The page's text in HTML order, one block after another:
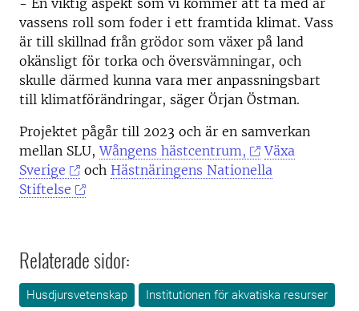
- En viktig aspekt som vi kommer att ta med är
vassens roll som foder i ett framtida klimat. Vass
är till skillnad från grödor som växer på land
okänsligt för torka och översvämningar, och
skulle därmed kunna vara mer anpassningsbart
till klimatförändringar, säger Örjan Östman.
Projektet pågår till 2023 och är en samverkan
mellan SLU,Wångens hästcentrum,
Växa
Sverige
och Hästnäringens Nationella
Stiftelse
Relaterade sidor:
Husdjursvetenskap
Institutionen för akvatiska resurser